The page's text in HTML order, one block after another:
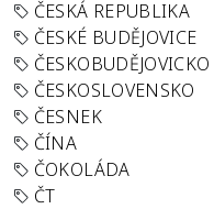
ČESKÁ REPUBLIKA
ČESKÉ BUDĚJOVICE
ČESKOBUDĚJOVICKO
ČESKOSLOVENSKO
ČESNEK
ČÍNA
ČOKOLÁDA
ČT